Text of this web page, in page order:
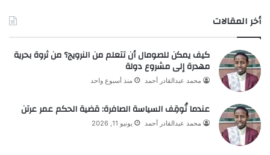
أخر المقالات
كيف يمكن للصومال أن تتعلم من النرويج؟ من ثروة بحرية
مهدرة إلى مشروع دولة
محمد عبدالقادر أحمد منذ أسبوع واحد
عندما تُوقِف السياسة الصافرة: قضية الحكم عمر عرتن
محمد عبدالقادر أحمد يونيو 11, 2026